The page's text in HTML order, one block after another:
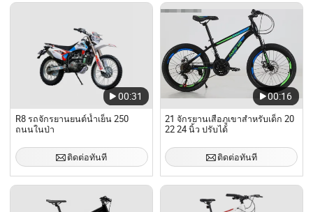
00:31
R8 รถจักรยานยนต์น้ำเย็น 250
ถนนในป่า
ติดต่อทันที
00:16
21 จักรยานเสือภูเขาสำหรับเด็ก 20
22 24 นิ้ว ปรับได้
ติดต่อทันที